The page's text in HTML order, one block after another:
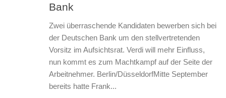
Bank
Zwei überraschende Kandidaten bewerben sich bei
der Deutschen Bank um den stellvertretenden
Vorsitz im Aufsichtsrat. Verdi will mehr Einfluss,
nun kommt es zum Machtkampf auf der Seite der
Arbeitnehmer. Berlin/DüsseldorfMitte September
bereits hatte Frank...